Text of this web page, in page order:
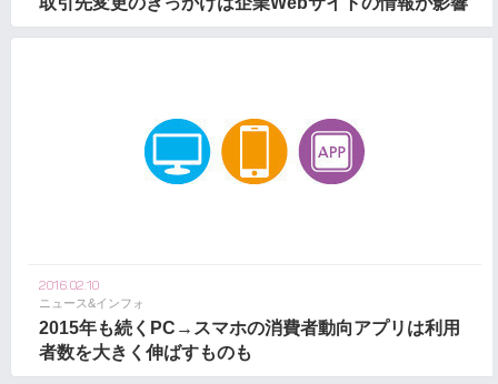
2016.02.10
ニュース&インフォ
2015年も続くPC→スマホの消費者動向アプリは利用
者数を大きく伸ばすものも